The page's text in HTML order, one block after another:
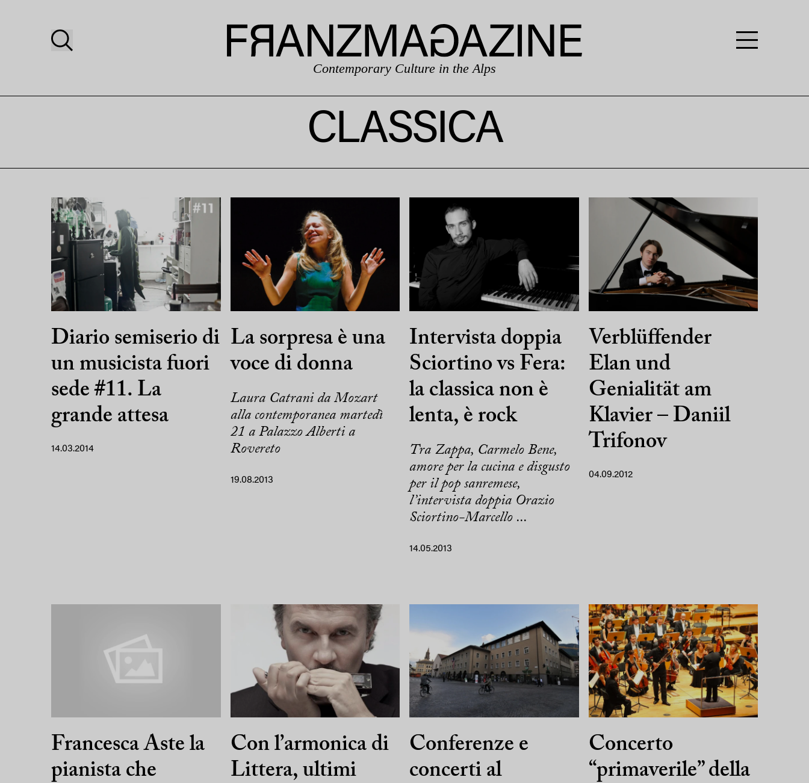
Contemporary Culture in the Alps
CLASSICA
Diario semiserio di
un musicista fuori
sede #11. La
grande attesa
14.03.2014
La sorpresa è una
voce di donna
Laura Catrani da Mozart
alla contemporanea martedì
21 a Palazzo Alberti a
Rovereto
19.08.2013
Intervista doppia
Sciortino vs Fera:
la classica non è
lenta, è rock
Tra Zappa, Carmelo Bene,
amore per la cucina e disgusto
per il pop sanremese,
l’intervista doppia Orazio
Sciortino-Marcello ...
14.05.2013
Verblüffender
Elan und
Genialität am
Klavier – Daniil
Trifonov
04.09.2012
Francesca Aste la
pianista che
Con l’armonica di
Littera, ultimi
Conferenze e
concerti al
Concerto
“primaverile” della